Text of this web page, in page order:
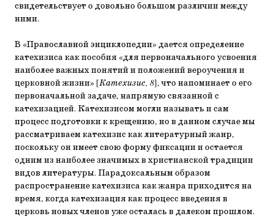
свидетельствует о довольно большом различии между
ними.
В «Православной энциклопедии» дается определение
катехизиса как пособия «для первоначального усвоения
наиболее важных понятий и положений вероучения и
церковной жизни» [Катехизис, 8], что напоминает о его
первоначальной задаче, напрямую связанной с
катехизацией. Катехизисом могли называть и сам
процесс подготовки к крещению, но в данном случае мы
рассматриваем катехизис как литературный жанр,
поскольку он имеет свою форму фиксации и остается
одним из наиболее значимых в христианской традиции
видов литературы. Парадоксальным образом
распространение катехизиса как жанра приходится на
время, когда катехизация как процесс введения в
церковь новых членов уже осталась в далеком прошлом.